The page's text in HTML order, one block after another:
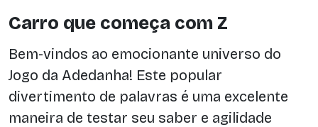
Carro que começa com Z
Bem-vindos ao emocionante universo do
Jogo da Adedanha! Este popular
divertimento de palavras é uma excelente
maneira de testar seu saber e agilidade